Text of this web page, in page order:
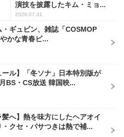
演技を披露したキム・ミョ...
2026.07.31
ギュビン、雑誌「COSMOP
かな青春ビ...
ール】「冬ソナ」日本特別版が
BS・CS放送 韓国映...
髪へ】熱を味方にしたヘアオイ
クセ・パサつきは熱で補...